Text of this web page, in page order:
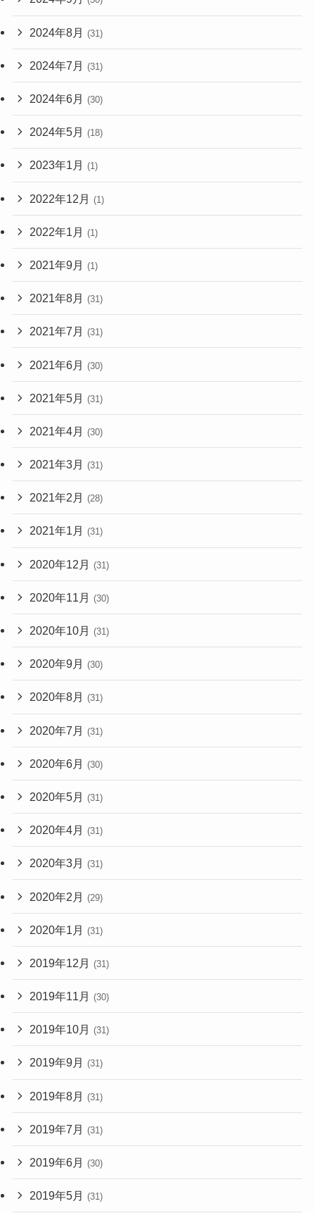
2024年8月 (31)
2024年7月 (31)
2024年6月 (30)
2024年5月 (18)
2023年1月 (1)
2022年12月 (1)
2022年1月 (1)
2021年9月 (1)
2021年8月 (31)
2021年7月 (31)
2021年6月 (30)
2021年5月 (31)
2021年4月 (30)
2021年3月 (31)
2021年2月 (28)
2021年1月 (31)
2020年12月 (31)
2020年11月 (30)
2020年10月 (31)
2020年9月 (30)
2020年8月 (31)
2020年7月 (31)
2020年6月 (30)
2020年5月 (31)
2020年4月 (31)
2020年3月 (31)
2020年2月 (29)
2020年1月 (31)
2019年12月 (31)
2019年11月 (30)
2019年10月 (31)
2019年9月 (31)
2019年8月 (31)
2019年7月 (31)
2019年6月 (30)
2019年5月 (31)